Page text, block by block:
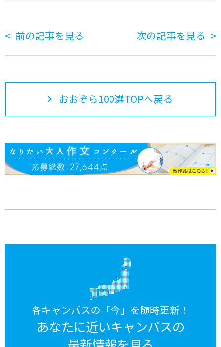
前の記事を見る 次の記事を見る
おおぞら100選TOPへ戻る
各キャンパスの「今」を随時更新！
あなたに近いキャンパスの